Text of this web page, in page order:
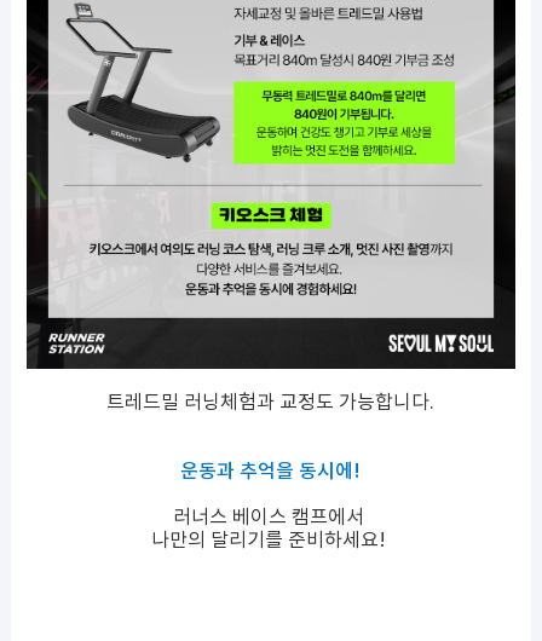
트레드밀 러닝체험과 교정도 가능합니다.
운동과 추억을 동시에!
러너스 베이스 캠프에서
나만의 달리기를 준비하세요!